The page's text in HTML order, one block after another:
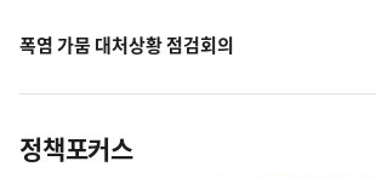
폭염 가뭄 대처상황 점검회의
정책포커스